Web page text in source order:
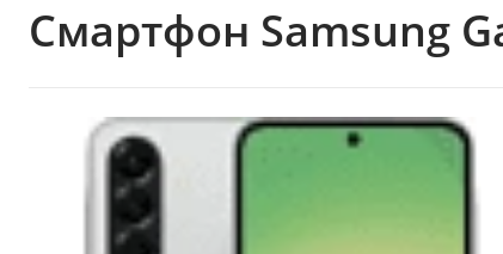
Смартфон Samsung